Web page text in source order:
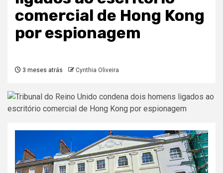
comercial de Hong Kong
por espionagem
3 meses atrás Cynthia Oliveira